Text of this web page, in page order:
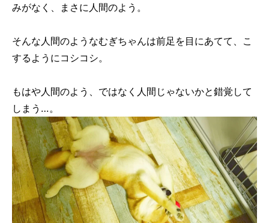
みがなく、まさに人間のよう。
そんな人間のようなむぎちゃんは前足を目にあてて、こ
するようにコシコシ。
もはや人間のよう、ではなく人間じゃないかと錯覚して
しまう…。